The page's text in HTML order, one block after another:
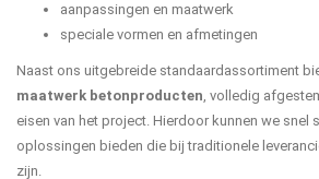
aanpassingen en maatwerk
speciale vormen en afmetingen
Naast ons uitgebreide standaardassortiment
maatwerk betonproducten, volledig
eisen van het project. Hierdoor kunnen we snel
oplossingen bieden die bij traditionele
zijn.